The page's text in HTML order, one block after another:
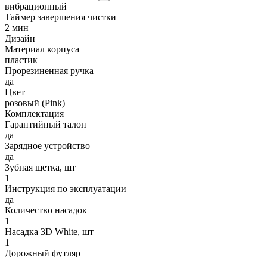
вибрационный
Таймер завершения чистки
2 мин
Дизайн
Материал корпуса
пластик
Прорезиненная ручка
да
Цвет
розовый (Pink)
Комплектация
Гарантийный талон
да
Зарядное устройство
да
Зубная щетка, шт
1
Инструкция по эксплуатации
да
Количество насадок
1
Насадка 3D White, шт
1
Дорожный футляр